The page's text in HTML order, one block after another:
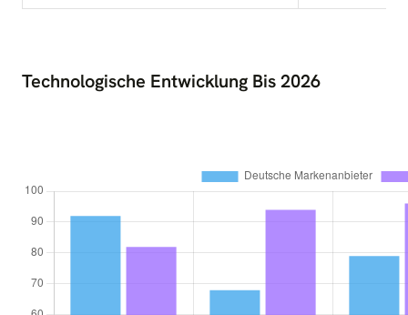
Technologische Entwicklung Bis 2026